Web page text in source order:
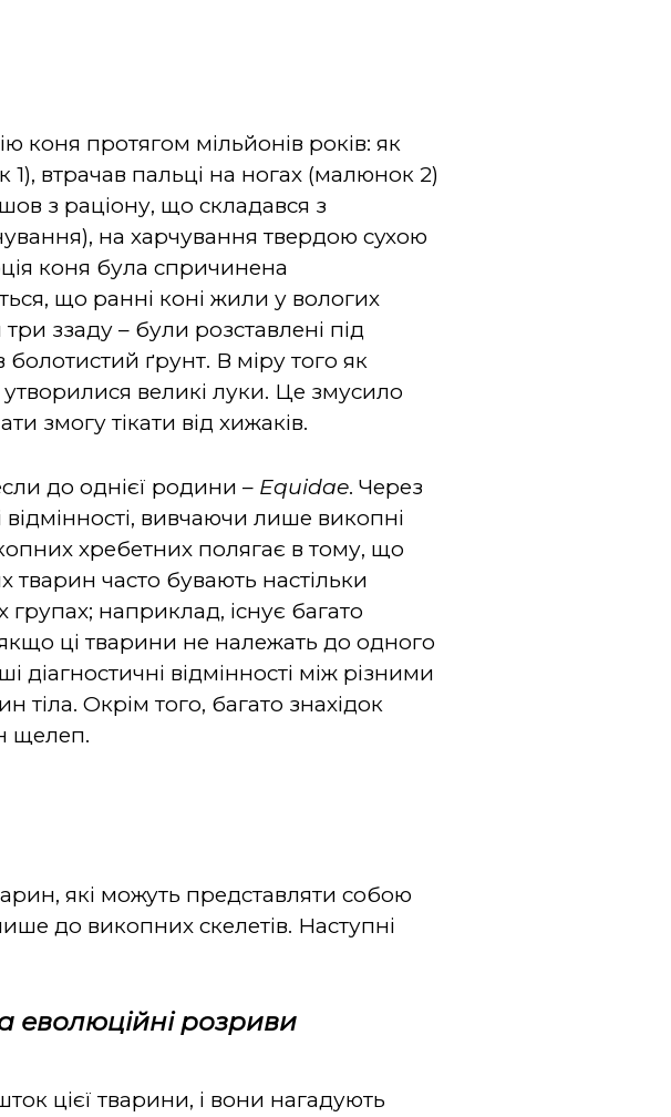
коня протягом мільйонів років: як
втрачав пальці на ногах (малюнок 2)
з раціону, що складався з
на харчування твердою сухою
коня була спричинена
що ранні коні жили у вологих
ззаду – були розставлені під
ґрунт. В міру того як
великі луки. Це змусило
змогу тікати від хижаків.
до однієї родини – Equidae. Через
вивчаючи лише викопні
хребетних полягає в тому, що
тварин часто бувають настільки
наприклад, існує багато
якщо ці тварини не належать до одного
діагностичні відмінності між різними
тіла. Окрім того, багато знахідок
щелеп.
які можуть представляти собою
до викопних скелетів. Наступні
еволюційні розриви
цієї тварини, і вони нагадують